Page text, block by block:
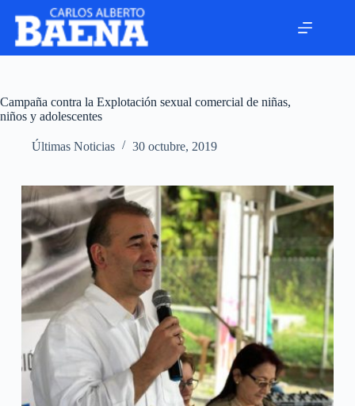
Campaña contra la Explotación sexual comercial de niñas,
niños y adolescentes
Últimas Noticias 30 octubre, 2019